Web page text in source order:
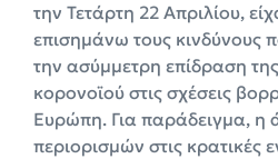
την Τετάρτη 22 Απριλίου,
επισημάνω τους κινδύνους
την ασύμμετρη επίδραση
κορονοϊού στις σχέσεις
Ευρώπη. Για παράδειγμα, η
περιορισμών στις κρατικές